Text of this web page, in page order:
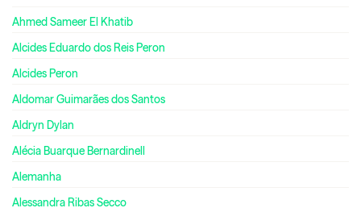
Ahmed Sameer El Khatib
Alcides Eduardo dos Reis Peron
Alcides Peron
Aldomar Guimarães dos Santos
Aldryn Dylan
Alécia Buarque Bernardinell
Alemanha
Alessandra Ribas Secco